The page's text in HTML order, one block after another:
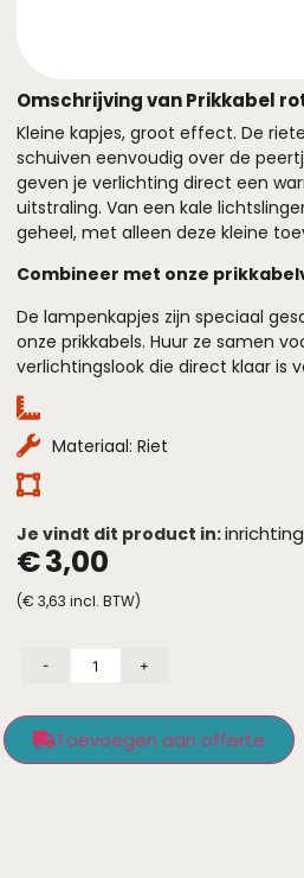
Omschrijving van Prikkabel
Kleine kapjes, groot effect. De
schuiven eenvoudig over de
geven je verlichting direct een
uitstraling. Van een kale
geheel, met alleen deze kleine
Combineer met onze
De lampenkapjes zijn speciaal
onze prikkabels. Huur ze samen
verlichtingslook die direct klaar is
Materiaal: Riet
Je vindt dit product in:
€3,00
(€ 3,63 incl. BTW)
- +
Toevoegen aan offerte